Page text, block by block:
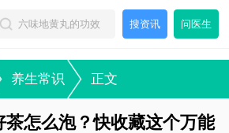
搜资讯 问医生
养生常识 正文
茶怎么泡？快收藏这个万能